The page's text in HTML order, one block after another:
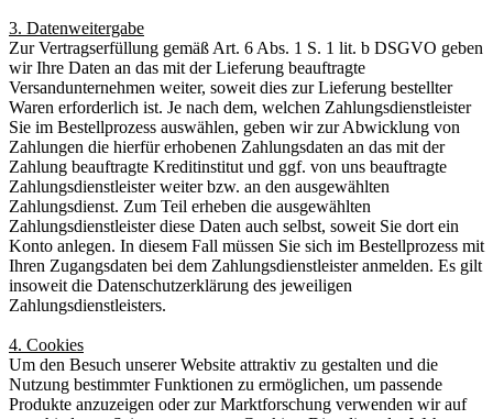
3. Datenweitergabe
Zur Vertragserfüllung gemäß Art. 6 Abs. 1 S. 1 lit. b DSGVO geben
wir Ihre Daten an das mit der Lieferung beauftragte
Versandunternehmen weiter, soweit dies zur Lieferung bestellter
Waren erforderlich ist. Je nach dem, welchen Zahlungsdienstleister
Sie im Bestellprozess auswählen, geben wir zur Abwicklung von
Zahlungen die hierfür erhobenen Zahlungsdaten an das mit der
Zahlung beauftragte Kreditinstitut und ggf. von uns beauftragte
Zahlungsdienstleister weiter bzw. an den ausgewählten
Zahlungsdienst. Zum Teil erheben die ausgewählten
Zahlungsdienstleister diese Daten auch selbst, soweit Sie dort ein
Konto anlegen. In diesem Fall müssen Sie sich im Bestellprozess mit
Ihren Zugangsdaten bei dem Zahlungsdienstleister anmelden. Es gilt
insoweit die Datenschutzerklärung des jeweiligen
Zahlungsdienstleisters.
4. Cookies
Um den Besuch unserer Website attraktiv zu gestalten und die
Nutzung bestimmter Funktionen zu ermöglichen, um passende
Produkte anzuzeigen oder zur Marktforschung verwenden wir auf